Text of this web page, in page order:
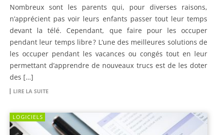
Nombreux sont les parents qui, pour diverses raisons,
n’apprécient pas voir leurs enfants passer tout leur temps
devant la télé. Cependant, que faire pour les occuper
pendant leur temps libre ? L’une des meilleures solutions de
les occuper pendant les vacances ou congés tout en leur
permettant d’apprendre de nouveaux trucs est de les doter
des […]
LIRE LA SUITE
LOGICIELS